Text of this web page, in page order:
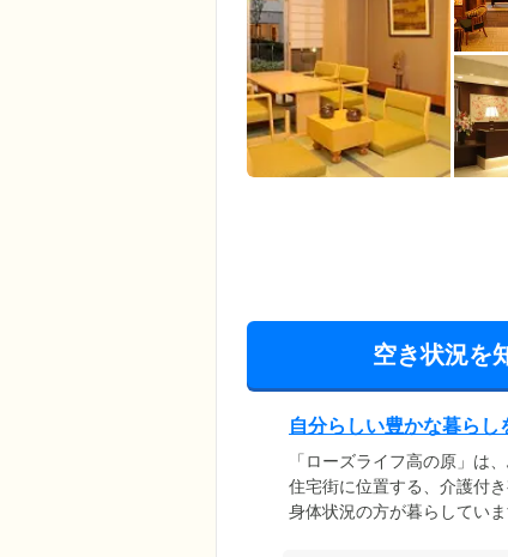
空き状況を
自分らしい豊かな暮ら
「ローズライフ高の原」は
住宅街に位置する、介護付
身体状況の方が暮らしてい